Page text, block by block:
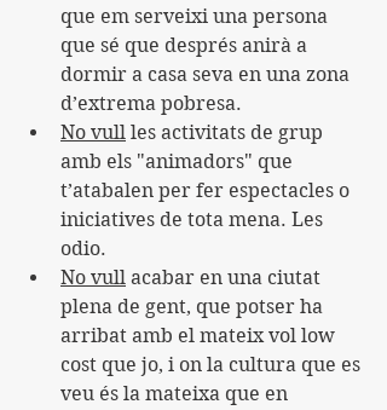
que em serveixi una persona
que sé que després anirà a
dormir a casa seva en una zona
d’extrema pobresa.
No vull les activitats de grup
amb els "animadors" que
t’atabalen per fer espectacles o
iniciatives de tota mena. Les
odio.
No vull acabar en una ciutat
plena de gent, que potser ha
arribat amb el mateix vol low
cost que jo, i on la cultura que es
veu és la mateixa que en